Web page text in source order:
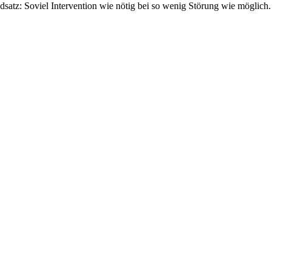
Soviel Intervention wie nötig bei so wenig Störung wie möglich.